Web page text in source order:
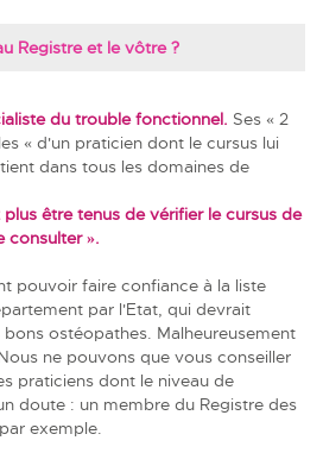
Registre et le vôtre ?
du trouble fonctionnel. Ses « 2
« d'un praticien dont le cursus lui
dans tous les domaines de
être tenus de vérifier le cursus de
consulter ».
pouvoir faire confiance à la liste
par l'Etat, qui devrait
bons ostéopathes. Malheureusement
ne pouvons que vous conseiller
praticiens dont le niveau de
doute : un membre du Registre des
exemple.